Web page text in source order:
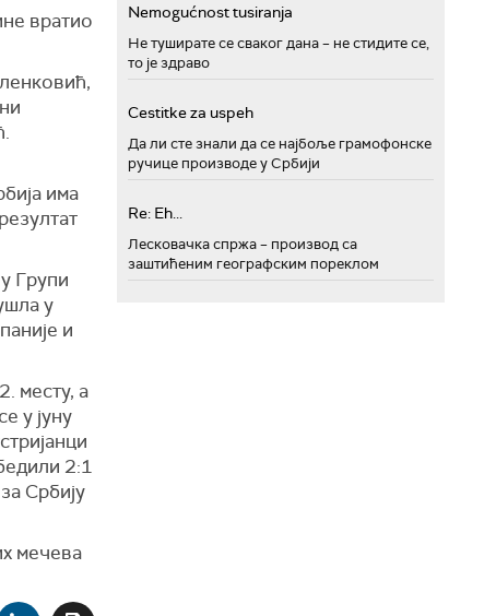
вратио
има
Групи
у
и
месту, а
у јуну
2:1
Србију
мечева
Nemogućnost tusiranja
Не туширате се сваког дана – не стидите се,
то је здраво
Cestitke za uspeh
Да ли сте знали да се најбоље грамофонске
ручице производе у Србији
Re: Eh...
Лесковачка спржа – производ са
заштићеним географским пореклом